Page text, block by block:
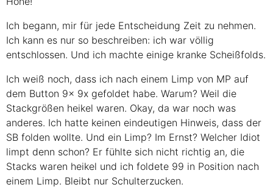
Ich begann, mir für jede Entscheidung Zeit zu nehmen.
Ich kann es nur so beschreiben: ich war völlig
entschlossen. Und ich machte einige kranke Scheißfolds.
Ich weiß noch, dass ich nach einem Limp von MP auf
dem Button 9x 9x gefoldet habe. Warum? Weil die
Stackgrößen heikel waren. Okay, da war noch was
anderes. Ich hatte keinen eindeutigen Hinweis, dass der
SB folden wollte. Und ein Limp? Im Ernst? Welcher Idiot
limpt denn schon? Er fühlte sich nicht richtig an, die
Stacks waren heikel und ich foldete 99 in Position nach
einem Limp. Bleibt nur Schulterzucken.